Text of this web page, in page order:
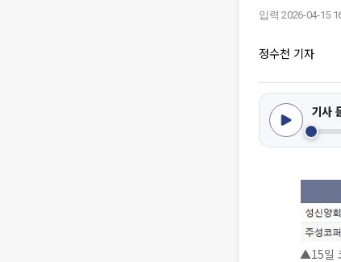
입력 2026-04-15
정수천 기자
기사
▲15일